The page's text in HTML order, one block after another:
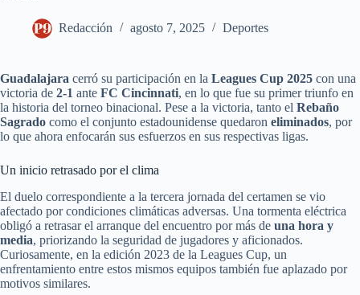
Redacción agosto 7, 2025 Deportes
Guadalajara cerró su participación en la Leagues Cup 2025 con una
victoria de 2-1 ante FC Cincinnati, en lo que fue su primer triunfo en
la historia del torneo binacional. Pese a la victoria, tanto el Rebaño
Sagrado como el conjunto estadounidense quedaron eliminados, por
lo que ahora enfocarán sus esfuerzos en sus respectivas ligas.
Un inicio retrasado por el clima
El duelo correspondiente a la tercera jornada del certamen se vio
afectado por condiciones climáticas adversas. Una tormenta eléctrica
obligó a retrasar el arranque del encuentro por más de una hora y
media, priorizando la seguridad de jugadores y aficionados.
Curiosamente, en la edición 2023 de la Leagues Cup, un
enfrentamiento entre estos mismos equipos también fue aplazado por
motivos similares.